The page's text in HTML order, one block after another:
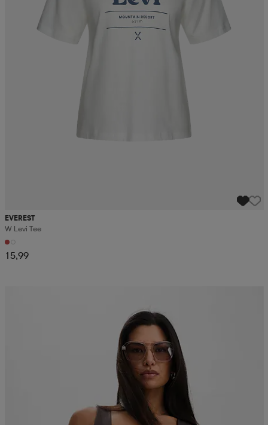
EVEREST
W Levi Tee
15,99